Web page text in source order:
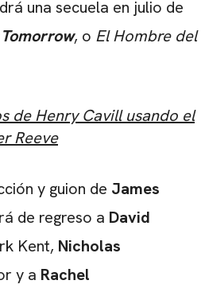
una secuela en julio de
, o El Hombre del
de Henry Cavill usando el
Reeve
y guion de James
de regreso a David
Kent, Nicholas
y a Rachel
PUBLICIDADE